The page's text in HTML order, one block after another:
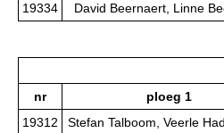
19334
David Beernaert, Linne
nr
ploeg 1
19312
Stefan Talboom, Veerle